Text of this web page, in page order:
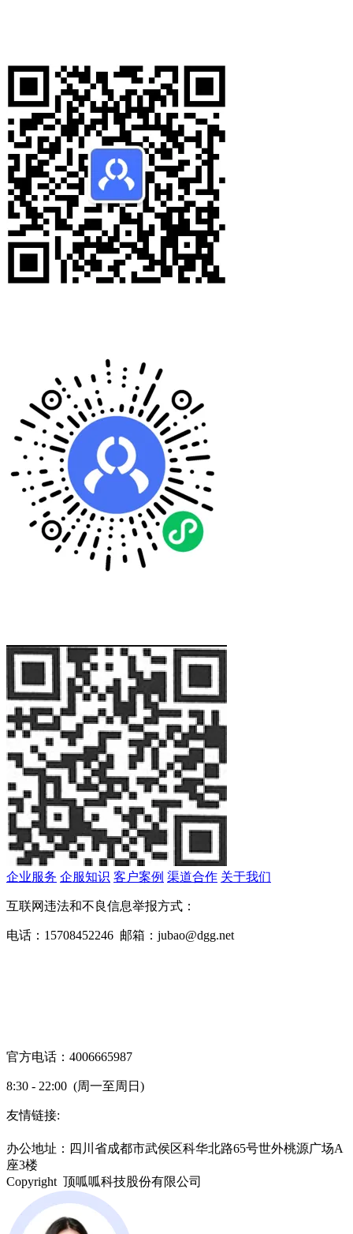
企业服务 企服知识 客户案例 渠道合作 关于我们
互联网违法和不良信息举报方式：
电话：15708452246 邮箱：jubao@dgg.net
官方电话：4006665987
8:30 - 22:00 (周一至周日)
友情链接:
办公地址：四川省成都市武侯区科华北路65号世外桃源广场A
座3楼
Copyright 顶呱呱科技股份有限公司